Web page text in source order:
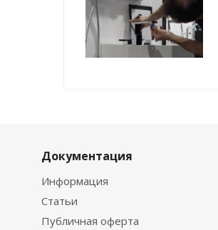
Документация
Информация
Статьи
Публичная оферта